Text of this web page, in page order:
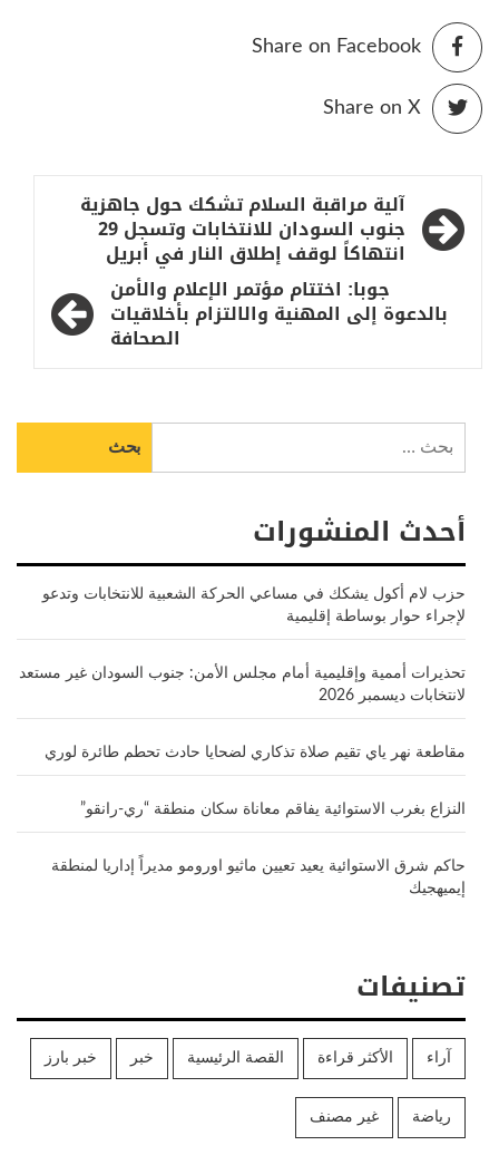
Share on Facebook
Share on X
تصفّح
المقالات
آلية مراقبة السلام تشكك حول جاهزية
جنوب السودان للانتخابات وتسجل 29
انتهاكاً لوقف إطلاق النار في أبريل
جوبا: اختتام مؤتمر الإعلام والأمن
بالدعوة إلى المهنية والالتزام بأخلاقيات
الصحافة
عن:
أحدث المنشورات
حزب لام أكول يشكك في مساعي الحركة الشعبية للانتخابات وتدعو
لإجراء حوار بوساطة إقليمية
تحذيرات أممية وإقليمية أمام مجلس الأمن: جنوب السودان غير مستعد
لانتخابات ديسمبر 2026
مقاطعة نهر ياي تقيم صلاة تذكاري لضحايا حادث تحطم طائرة لوري
النزاع بغرب الاستوائية يفاقم معاناة سكان منطقة “ري-رانقو”
حاكم شرق الاستوائية يعيد تعيين ماثيو اورومو مديراً إداريا لمنطقة
إيميهجيك
تصنيفات
آراء الأكثر قراءة القصة الرئيسية خبر خبر بارز
رياضة غير مصنف